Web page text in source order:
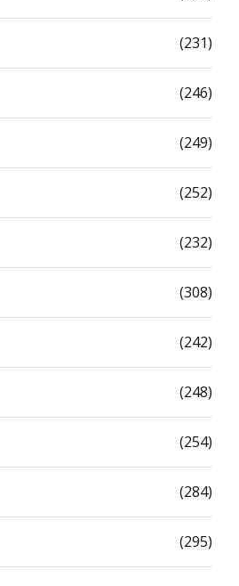
(231)
(246)
(249)
(252)
(232)
(308)
(242)
(248)
(254)
(284)
(295)